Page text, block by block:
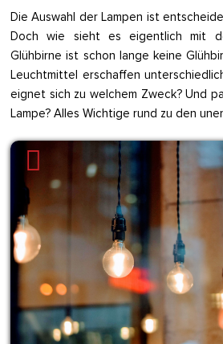
Die Auswahl der Lampen ist
Doch wie sieht es eigentlich mit
Glühbirne ist schon lange keine
Leuchtmittel erschaffen
eignet sich zu welchem Zweck? Und
Lampe? Alles Wichtige rund zu den